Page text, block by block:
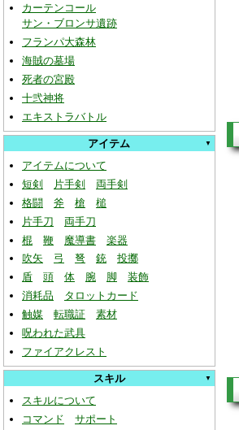
カーテンコール
サン・ブロンサ遺跡
フランパ大森林
海賊の墓場
死者の宮殿
十弐神将
エキストラバトル
アイテム
アイテムについて
短剣
片手剣
両手剣
格闘
斧 槍
槌
片手刀
両手刀
棍
鞭 魔導書
楽器
吹矢
弓 弩 銃
投擲
盾
頭 体 腕 脚
装飾
消耗品
タロットカード
触媒
転職証
素材
呪われた武具
ファイアクレスト
スキル
スキルについて
コマンド
サポート